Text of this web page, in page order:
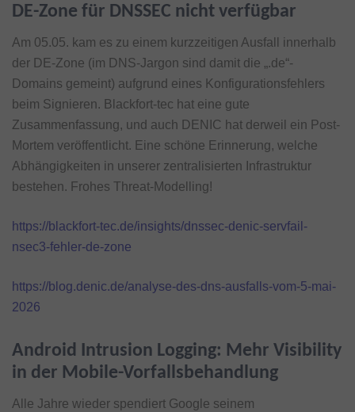
DE-Zone für DNSSEC nicht verfügbar
Am 05.05. kam es zu einem kurzzeitigen Ausfall innerhalb
der DE-Zone (im DNS-Jargon sind damit die „.de“-
Domains gemeint) aufgrund eines Konfigurationsfehlers
beim Signieren. Blackfort-tec hat eine gute
Zusammenfassung, und auch DENIC hat derweil ein Post-
Mortem veröffentlicht. Eine schöne Erinnerung, welche
Abhängigkeiten in unserer zentralisierten Infrastruktur
bestehen. Frohes Threat-Modelling!
https://blackfort-tec.de/insights/dnssec-denic-servfail-
nsec3-fehler-de-zone
https://blog.denic.de/analyse-des-dns-ausfalls-vom-5-mai-
2026
Android Intrusion Logging: Mehr Visibility
in der Mobile-Vorfallsbehandlung
Alle Jahre wieder spendiert Google seinem